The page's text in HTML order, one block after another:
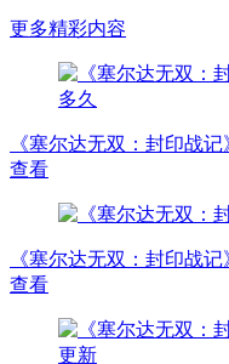
更多精彩内容
《塞尔达无双：封印战
查看
《塞尔达无双：封印战
查看